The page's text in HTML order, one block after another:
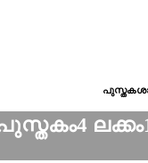
ലക്കം1